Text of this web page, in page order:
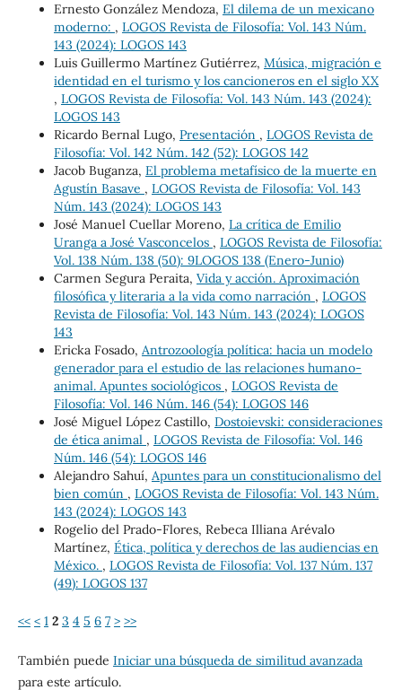
Ernesto González Mendoza, El dilema de un mexicano
moderno: , LOGOS Revista de Filosofía: Vol. 143 Núm.
143 (2024): LOGOS 143
Luis Guillermo Martínez Gutiérrez, Música, migración e
identidad en el turismo y los cancioneros en el siglo XX
, LOGOS Revista de Filosofía: Vol. 143 Núm. 143 (2024):
LOGOS 143
Ricardo Bernal Lugo, Presentación , LOGOS Revista de
Filosofía: Vol. 142 Núm. 142 (52): LOGOS 142
Jacob Buganza, El problema metafísico de la muerte en
Agustín Basave , LOGOS Revista de Filosofía: Vol. 143
Núm. 143 (2024): LOGOS 143
José Manuel Cuellar Moreno, La crítica de Emilio
Uranga a José Vasconcelos , LOGOS Revista de Filosofía:
Vol. 138 Núm. 138 (50): 9LOGOS 138 (Enero-Junio)
Carmen Segura Peraita, Vida y acción. Aproximación
filosófica y literaria a la vida como narración , LOGOS
Revista de Filosofía: Vol. 143 Núm. 143 (2024): LOGOS
143
Ericka Fosado, Antrozoología política: hacia un modelo
generador para el estudio de las relaciones humano-
animal. Apuntes sociológicos , LOGOS Revista de
Filosofía: Vol. 146 Núm. 146 (54): LOGOS 146
José Miguel López Castillo, Dostoievski: consideraciones
de ética animal , LOGOS Revista de Filosofía: Vol. 146
Núm. 146 (54): LOGOS 146
Alejandro Sahuí, Apuntes para un constitucionalismo del
bien común , LOGOS Revista de Filosofía: Vol. 143 Núm.
143 (2024): LOGOS 143
Rogelio del Prado-Flores, Rebeca Illiana Arévalo
Martínez, Ética, política y derechos de las audiencias en
México. , LOGOS Revista de Filosofía: Vol. 137 Núm. 137
(49): LOGOS 137
<< < 1 2 3 4 5 6 7 > >>
También puede Iniciar una búsqueda de similitud avanzada
para este artículo.